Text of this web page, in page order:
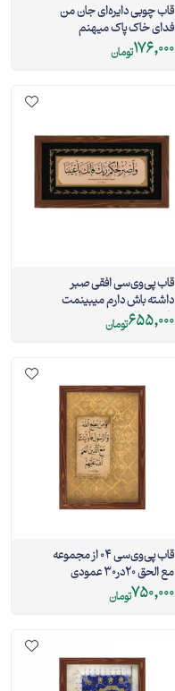
قاب چوبی دایره‌ای جان من
فدای خاک پاک میهنم
176,000تومان
قاب پی‌وی‌سی افقی صبر
داشته باش دارم میبینمت
30در15 افقی
655,000تومان
قاب پی‌وی‌سی 04 از مجموعه
مع الحق 20در30 عمودی
750,000تومان